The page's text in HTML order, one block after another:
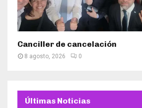
Canciller de cancelación
8 agosto, 2026 0
Últimas Noticias